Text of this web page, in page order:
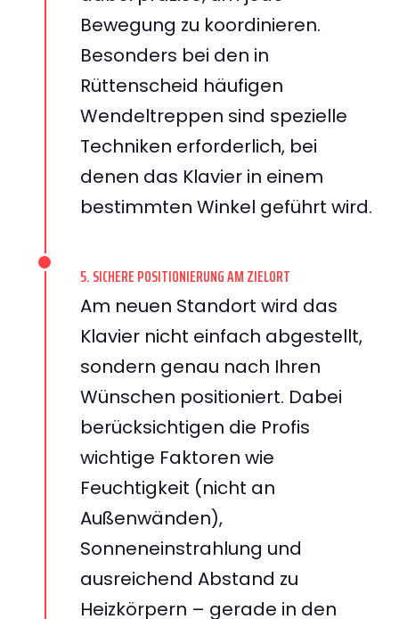
Bewegung zu koordinieren.
Besonders bei den in
Rüttenscheid häufigen
Wendeltreppen sind spezielle
Techniken erforderlich, bei
denen das Klavier in einem
bestimmten Winkel geführt wird.
5. SICHERE POSITIONIERUNG AM ZIELORT
Am neuen Standort wird das
Klavier nicht einfach abgestellt,
sondern genau nach Ihren
Wünschen positioniert. Dabei
berücksichtigen die Profis
wichtige Faktoren wie
Feuchtigkeit (nicht an
Außenwänden),
Sonneneinstrahlung und
ausreichend Abstand zu
Heizkörpern – gerade in den